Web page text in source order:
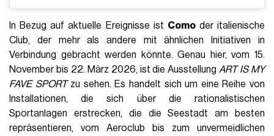
In Bezug auf aktuelle Ereignisse ist Comoder italienische
Club, der mehr als andere mit ähnlichen Initiativen in
Verbindung gebracht werden könnte. Genau hier, vom 15.
November bis 22. März 2026, ist die Ausstellung ART IS MY
FAVE SPORTzu sehen. Es handelt sich um eine Reihe von
Installationen, die sich über die rationalistischen
Sportanlagen erstrecken, die die Seestadt am besten
repräsentieren, vom Aeroclub bis zum unvermeidlichen